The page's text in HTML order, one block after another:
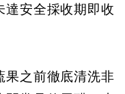
達安全採收期即收
果之前徹底清洗非